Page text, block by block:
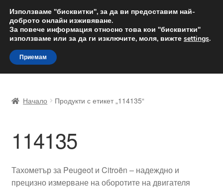
ДОСТАВКА от 12 лв.
Доставка по целия свят
Skip
to
navigation
Skip
to
content
Доставка по целия свят
Жалби
Количка
Начало Продукти с етикет „114135“
114135
Тахометър за Peugeot и Citroën – надеждно и
прецизно измерване на оборотите на двигателя
Използваме "бисквитки", за да ви предоставим най-
доброто онлайн изживяване.
За повече информация относно това кои "бисквитки"
използваме или за да ги изключите, моля, вижте settings.
Приемам